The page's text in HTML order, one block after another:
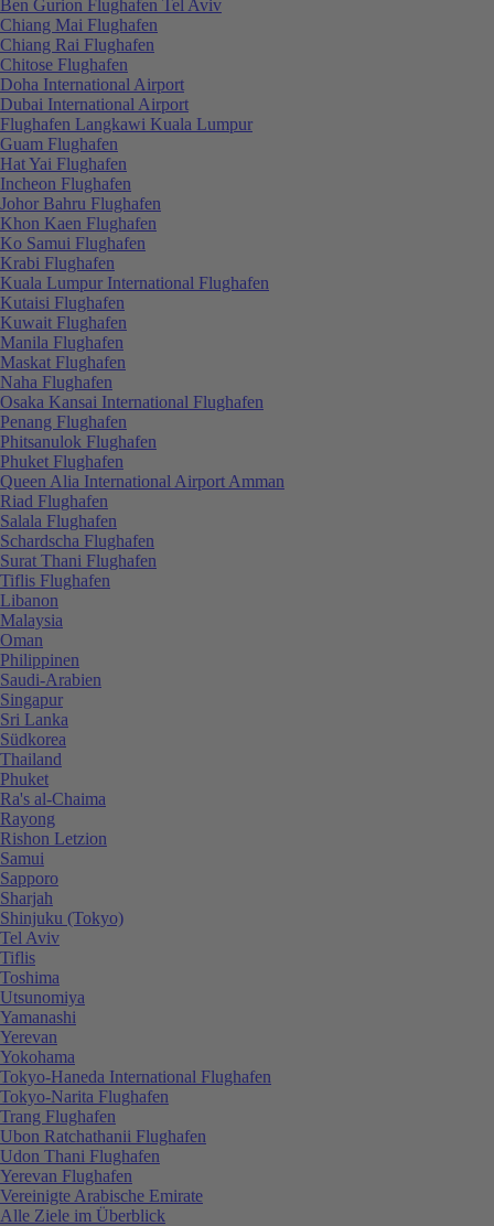
Ben Gurion Flughafen Tel Aviv
Chiang Mai Flughafen
Chiang Rai Flughafen
Chitose Flughafen
Doha International Airport
Dubai International Airport
Flughafen Langkawi Kuala Lumpur
Guam Flughafen
Hat Yai Flughafen
Incheon Flughafen
Johor Bahru Flughafen
Khon Kaen Flughafen
Ko Samui Flughafen
Krabi Flughafen
Kuala Lumpur International Flughafen
Kutaisi Flughafen
Kuwait Flughafen
Manila Flughafen
Maskat Flughafen
Naha Flughafen
Osaka Kansai International Flughafen
Penang Flughafen
Phitsanulok Flughafen
Phuket Flughafen
Queen Alia International Airport Amman
Riad Flughafen
Salala Flughafen
Schardscha Flughafen
Surat Thani Flughafen
Tiflis Flughafen
Libanon
Malaysia
Oman
Philippinen
Saudi-Arabien
Singapur
Sri Lanka
Südkorea
Thailand
Phuket
Ra's al-Chaima
Rayong
Rishon Letzion
Samui
Sapporo
Sharjah
Shinjuku (Tokyo)
Tel Aviv
Tiflis
Toshima
Utsunomiya
Yamanashi
Yerevan
Yokohama
Tokyo-Haneda International Flughafen
Tokyo-Narita Flughafen
Trang Flughafen
Ubon Ratchathanii Flughafen
Udon Thani Flughafen
Yerevan Flughafen
Vereinigte Arabische Emirate
Alle Ziele im Überblick